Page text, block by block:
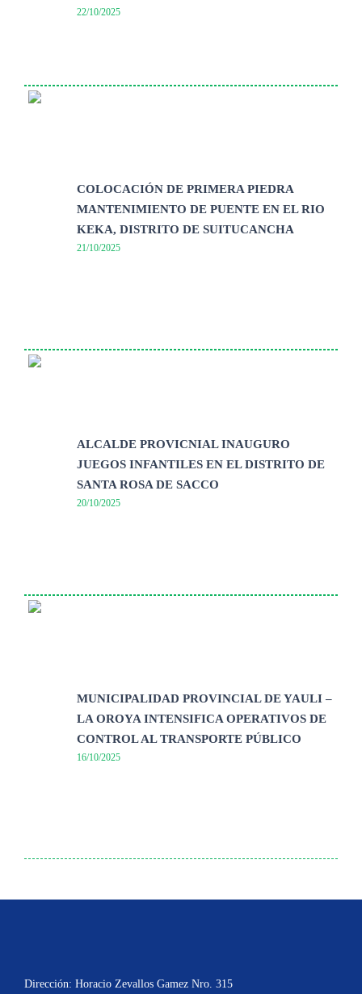
22/10/2025
COLOCACIÓN DE PRIMERA PIEDRA
MANTENIMIENTO DE PUENTE EN EL RIO
KEKA, DISTRITO DE SUITUCANCHA
21/10/2025
ALCALDE PROVICNIAL INAUGURO
JUEGOS INFANTILES EN EL DISTRITO DE
SANTA ROSA DE SACCO
20/10/2025
MUNICIPALIDAD PROVINCIAL DE YAULI –
LA OROYA INTENSIFICA OPERATIVOS DE
CONTROL AL TRANSPORTE PÚBLICO
16/10/2025
Dirección: Horacio Zevallos Gamez Nro. 315